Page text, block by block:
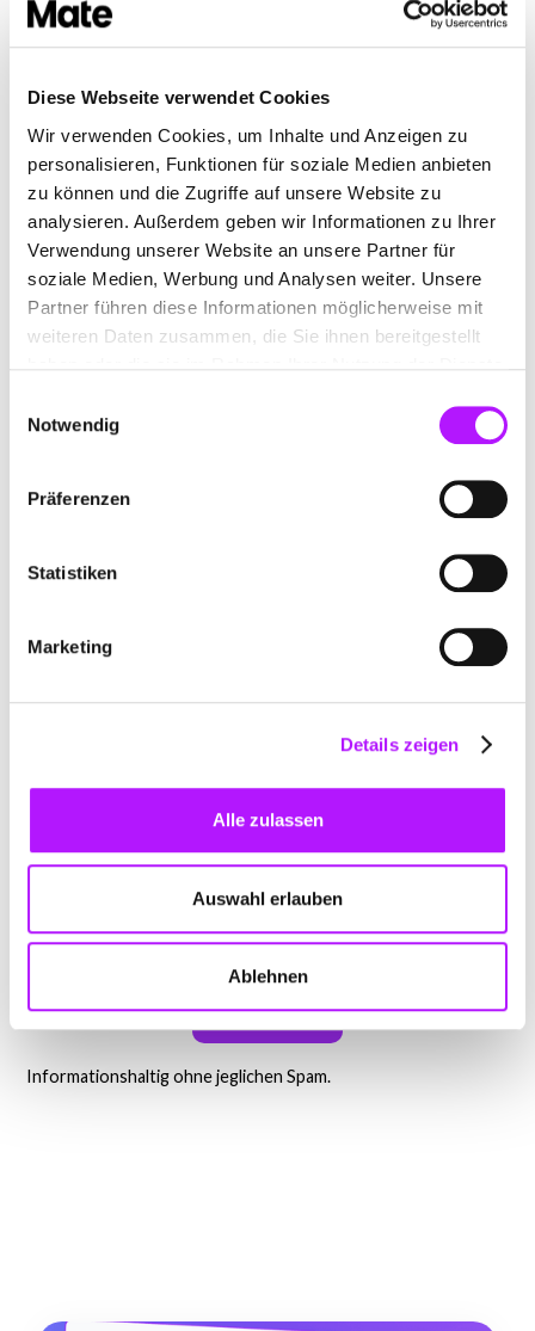
Diese Webseite verwendet Cookies
Wir verwenden Cookies, um Inhalte und Anzeigen zu
personalisieren, Funktionen für soziale Medien anbieten
zu können und die Zugriffe auf unsere Website zu
analysieren. Außerdem geben wir Informationen zu Ihrer
Verwendung unserer Website an unsere Partner für
soziale Medien, Werbung und Analysen weiter. Unsere
Partner führen diese Informationen möglicherweise mit
weiteren Daten zusammen, die Sie ihnen bereitgestellt
Notwendig
Präferenzen
Statistiken
Marketing
Details zeigen
Alle zulassen
Auswahl erlauben
Ablehnen
viele Features launchen, die es unseren Kunden noch
Design zu erstellen. Dabei sind unter anderem Features,
aber auch einige weitere Themen wie beispielsweise die
Integration von Videos in Posts. Es bleibt auf jeden Fall
sehr spannend und ich will hier noch nicht zu viel
verraten!”
Kulissen von der Software Entwicklung von Mate.
letzten Monats und einen Blick hinter die Kulissen
unseres Produkts und Teams.
Informationshaltig ohne jeglichen Spam.